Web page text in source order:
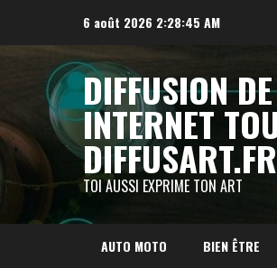
contenu
6 août 2026 2:28:46 AM
DIFFUSION
INTERNET
DIFFUSART.FR
TOI AUSSI EXPRIME TON ART
AUTO MOTO BIEN ÊTRE